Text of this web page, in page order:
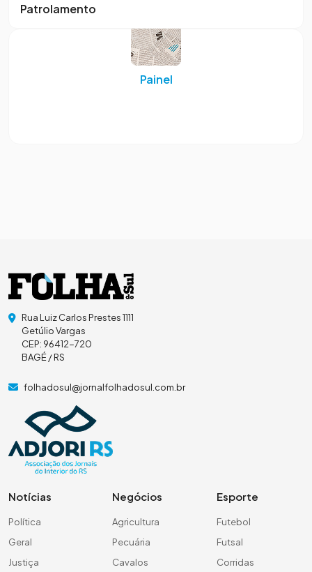
Patrolamento
Painel
Rua Luiz Carlos Prestes 1111
Getúlio Vargas
CEP: 96412-720
BAGÉ / RS
folhadosul@jornalfolhadosul.com.br
Notícias
Política
Geral
Justiça
Negócios
Agricultura
Pecuária
Cavalos
Esporte
Futebol
Futsal
Corridas